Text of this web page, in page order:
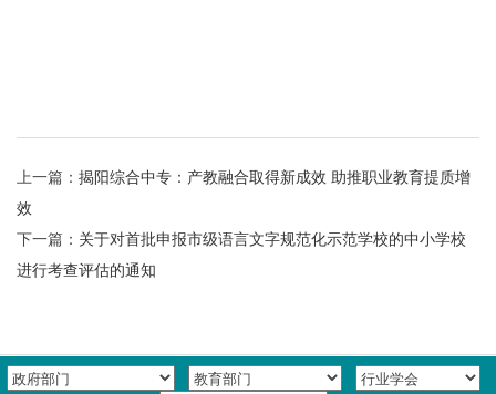
上一篇： 揭阳综合中专：产教融合取得新成效 助推职业教育提质增
效
下一篇： 关于对首批申报市级语言文字规范化示范学校的中小学校
进行考查评估的通知